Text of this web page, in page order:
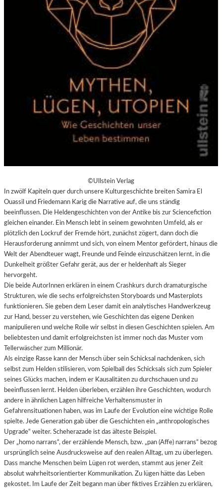
©Ullstein Verlag
In zwölf Kapiteln quer durch unsere Kulturgeschichte breiten Samira El
Ouassil und Friedemann Karig die Narrative auf, die uns ständig
beeinflussen. Die Heldengeschichten von der Antike bis zur Sciencefiction
gleichen einander. Ein Mensch lebt in seinem gewohnten Umfeld, als er
plötzlich den Lockruf der Fremde hört, zunächst zögert, dann doch die
Herausforderung annimmt und sich, von einem Mentor gefördert, hinaus die
Welt der Abendteuer wagt, Freunde und Feinde einzuschätzen lernt, in die
Dunkelheit größter Gefahr gerät, aus der er heldenhaft als Sieger
hervorgeht.
Die beide AutorInnen erklären in einem Crashkurs durch dramaturgische
Strukturen, wie die sechs erfolgreichsten Storyboards und Masterplots
funktionieren. Sie geben dem Leser damit ein analytisches Handwerkzeug
zur Hand, besser zu verstehen, wie Geschichten das eigene Denken
manipulieren und welche Rolle wir selbst in diesen Geschichten spielen. Am
beliebtesten und damit erfolgreichsten ist immer noch das Muster vom
Tellerwäscher zum Millionär.
Als einzige Rasse kann der Mensch über sein Schicksal nachdenken, sich
selbst zum Helden stilisieren, vom Spielball des Schicksals sich zum Spieler
seines Glücks machen, indem er Kausalitäten zu durchschauen und zu
beeinflussen lernt. Helden überleben, erzählen ihre Geschichten, wodurch
andere in ähnlichen Lagen hilfreiche Verhaltensmuster in
Gefahrensituationen haben, was im Laufe der Evolution eine wichtige Rolle
spielte. Jede Generation gab über die Geschichten ein „anthropologisches
Upgrade“ weiter. Scheherazade ist das älteste Beispiel.
Der „homo narrans“, der erzählende Mensch, bzw. „pan (Affe) narrans“ bezog
ursprünglich seine Ausdrucksweise auf den realen Alltag, um zu überlegen.
Dass manche Menschen beim Lügen rot werden, stammt aus jener Zeit
absolut wahrheitsorientierter Kommunikation. Zu lügen hätte das Leben
gekostet. Im Laufe der Zeit begann man über fiktives Erzählen zu erklären,